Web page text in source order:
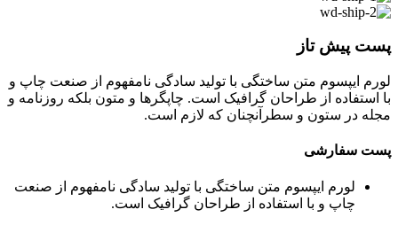
پست پیش تاز
لورم ایپسوم متن ساختگی با تولید سادگی نامفهوم از صنعت چاپ و
با استفاده از طراحان گرافیک است. چاپگرها و متون بلکه روزنامه و
مجله در ستون و سطرآنچنان که لازم است.
پست سفارشی
لورم ایپسوم متن ساختگی با تولید سادگی نامفهوم از صنعت
چاپ و با استفاده از طراحان گرافیک است.